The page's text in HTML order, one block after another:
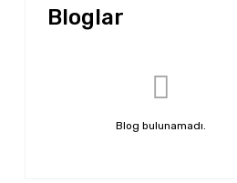
Bloglar
Blog bulunamadı.